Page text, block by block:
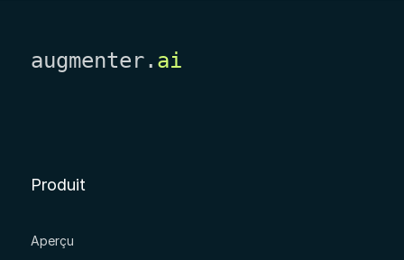
augmenter. ai
Produit
Aperçu